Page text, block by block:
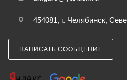
454081, г. Челябинск,
НАПИСАТЬ СООБЩЕНИЕ